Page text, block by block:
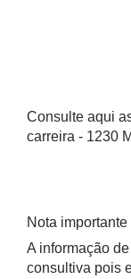
Consulte aqui
carreira - 1230
Nota importante
A informação
consultiva pois